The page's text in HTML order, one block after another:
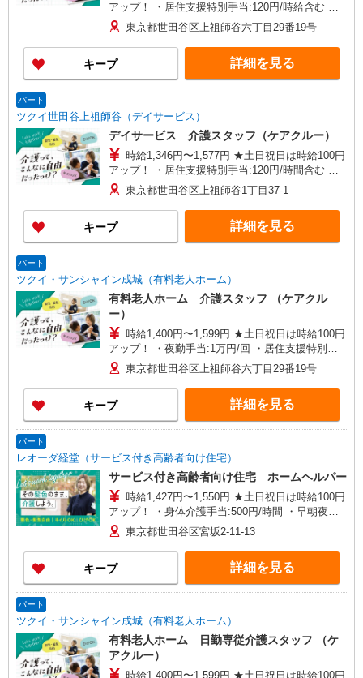
アップ！ ・居住支援特別手当:120円/時給含む ※
給与幅は資格・経験等による
東京都世田谷区上祖師谷六丁目29番19号
キープ 詳細を見る
パート
ツクイ世田谷上祖師谷（デイサービス）
デイサービス 介護スタッフ（ケアクルー）
時給1,346円〜1,577円 ★土日祝日は時給100円
アップ！ ・居住支援特別手当:120円/時間含む ※
給与幅は資格・経験等による
東京都世田谷区上祖師谷1丁目37-1
キープ 詳細を見る
パート
ツクイ・サンシャイン成城（有料老人ホーム）
有料老人ホーム 介護スタッフ （ケアクル
ー）
時給1,400円〜1,599円 ★土日祝日は時給100円
アップ！ ・夜勤手当:1万円/回 ・居住支援特別手
当:120円/時給含む ※給与幅は資格・経験等による
東京都世田谷区上祖師谷六丁目29番19号
キープ 詳細を見る
パート
レオーダ経堂（サービス付き高齢者向け住宅）
サービス付き高齢者向け住宅 ホームヘルパー
時給1,427円〜1,550円 ★土日祝日は時給100円
アップ！ ・身体介護手当:500円/時間 ・早朝夜間
深夜手当:300円/時間 （18:00〜翌07:59の時間
帯） ・ICT手当:2,000円/月 ・深夜割増は別途支給
・ケア→ケアの移動時間も賃金（時給）を支給 ・
居住支援特別手当:120円/時給含む ※給与幅は資
格・経験等による
東京都世田谷区宮坂2-11-13
キープ 詳細を見る
パート
ツクイ・サンシャイン成城（有料老人ホーム）
有料老人ホーム 日勤専従介護スタッフ （ケ
アクルー）
時給1,400円〜1,599円 ★土日祝日は時給100円